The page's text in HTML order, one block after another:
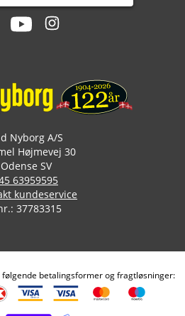
Nyborg A/S
Højmevej 30
SV
63959595
kundeservice
37783315
følgende betalingsformer og fragtløsninger: